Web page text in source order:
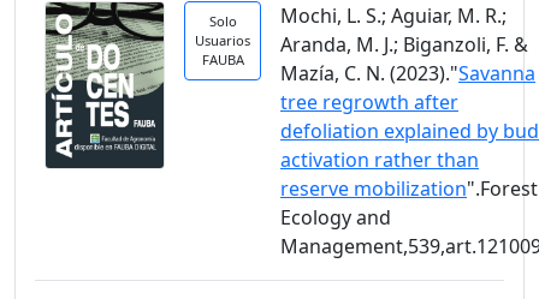
Solo
Usuarios
FAUBA
Mochi, L. S.; Aguiar, M. R.;
Aranda, M. J.; Biganzoli, F. &
Mazía, C. N. (2023)."Savanna
tree regrowth after
defoliation explained by bud
activation rather than
reserve mobilization".Forest
Ecology and